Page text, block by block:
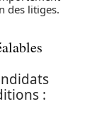
des litiges.
: